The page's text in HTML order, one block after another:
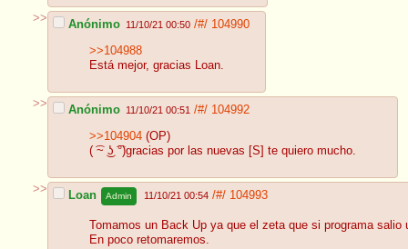
>> Anónimo 11/10/21 00:50 /#/ 104990
>>104988
Está mejor, gracias Loan.
>> Anónimo 11/10/21 00:51 /#/ 104992
>>104904 (OP)
( ͡~ ͜ʖ ͡°)gracias por las nuevas [S] te quiero mucho.
>> Loan Admin 11/10/21 00:54 /#/ 104993
Tomamos un Back Up ya que el zeta que si programa salio
En poco retomaremos.